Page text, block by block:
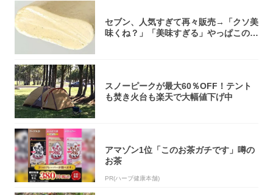
セブン、人気すぎて再々販売→「クソ美
味くね？」「美味すぎる」やっぱこのク
スノーピークが最大60％OFF！テント
も焚き火台も楽天で大幅値下げ中
アマゾン1位「このお茶ガチです」噂の
お茶
PR(ハーブ健康本舗)